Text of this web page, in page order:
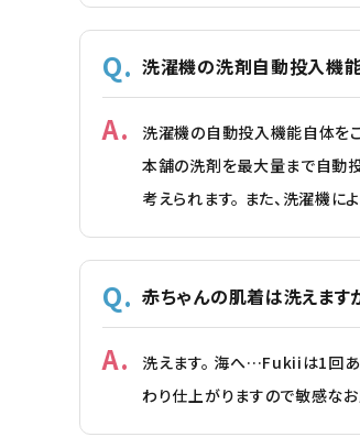
洗濯機の洗剤自動投入機
洗濯機の自動投入機能自体を
本舗の洗剤を最大量まで自動
考えられます。 また、洗濯機
赤ちゃんの肌着は洗えます
洗えます。 海へ…Fukiiは1回あ
わり仕上がりますので敏感なお